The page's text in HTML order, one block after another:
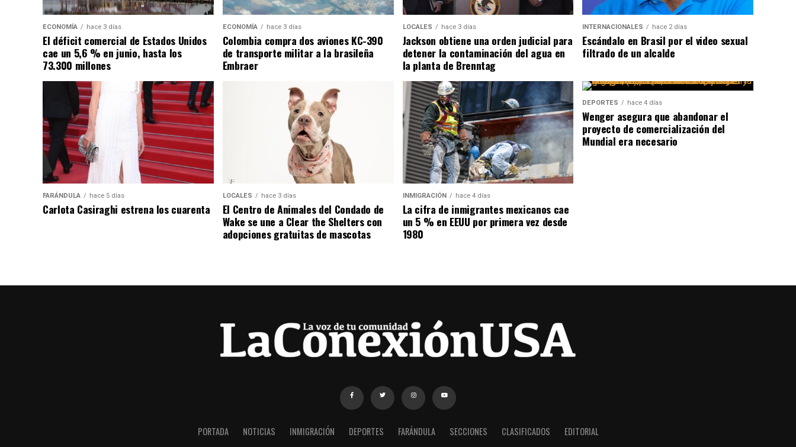
ECONOMÍA hace 3 días
El déficit comercial de Estados Unidos
cae un 5,6 % en junio, hasta los
73.300 millones
ECONOMÍA hace 3 días
Colombia compra dos aviones KC-390
de transporte militar a la brasileña
Embraer
LOCALES hace 3 días
Jackson obtiene una orden judicial para
detener la contaminación del agua en
la planta de Brenntag
INTERNACIONALES hace 2 días
Escándalo en Brasil por el video sexual
filtrado de un alcalde
FARÁNDULA hace 5 días
Carlota Casiraghi estrena los cuarenta
LOCALES hace 3 días
El Centro de Animales del Condado de
Wake se une a Clear the Shelters con
adopciones gratuitas de mascotas
INMIGRACIÓN hace 4 días
La cifra de inmigrantes mexicanos cae
un 5 % en EEUU por primera vez desde
1980
DEPORTES hace 4 días
Wenger asegura que abandonar el
proyecto de comercialización del
Mundial era necesario
PORTADA NOTICIAS INMIGRACIÓN DEPORTES FARÁNDULA SECCIONES CLASIFICADOS EDITORIAL